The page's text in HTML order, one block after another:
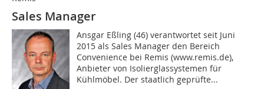
Sales Manager
Ansgar Eßling (46) verantwortet seit Juni
2015 als Sales Manager den Bereich
Convenience bei Remis (www.remis.de),
Anbieter von Isolierglassystemen für
Kühlmöbel. Der staatlich geprüfte...